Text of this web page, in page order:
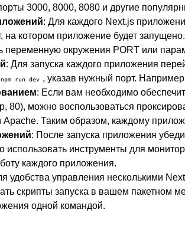
3000, 8000, 8080 и другие
: Для каждого Next.js
на котором приложение будет
переменную окружения PORT или
: Для запуска каждого приложения
npm run dev , указав нужный порт.
: Если вам необходимо
80), можно воспользоваться
Apache. Таким образом, каждому
: После запуска приложения
использовать инструменты для
каждого приложения.
удобства управления несколькими
скрипты запуска в вашем
одной командой.